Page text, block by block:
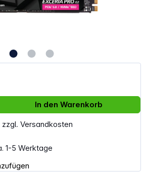
Versandkosten
1-5 Werktage
Gib den gewünschten
In den Warenkorb